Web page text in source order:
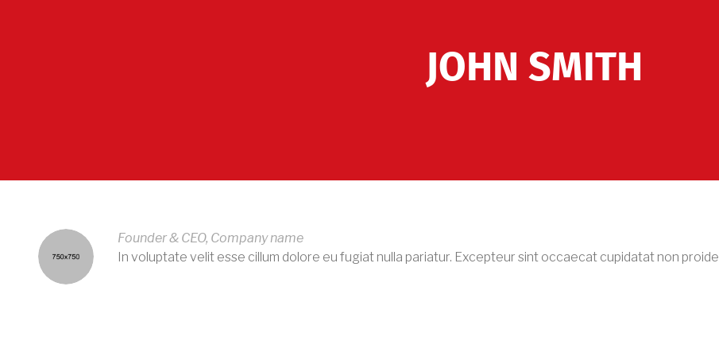
JOHN SMITH
Founder & CEO, Company name
In voluptate velit esse cillum dolore eu fugiat nulla pariatur. Excepteur sint occaecat cupidatat non